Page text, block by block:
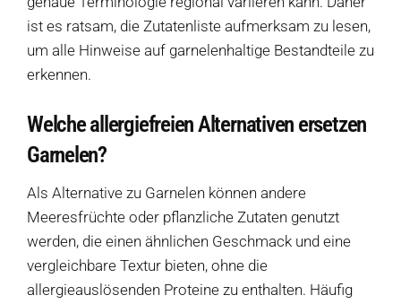
ist es ratsam, die Zutatenliste aufmerksam zu lesen,
um alle Hinweise auf garnelenhaltige Bestandteile zu
erkennen.
Welche allergiefreien Alternativen ersetzen
Garnelen?
Als Alternative zu Garnelen können andere
Meeresfrüchte oder pflanzliche Zutaten genutzt
werden, die einen ähnlichen Geschmack und eine
vergleichbare Textur bieten, ohne die
allergieauslösenden Proteine ​​zu enthalten. Häufig